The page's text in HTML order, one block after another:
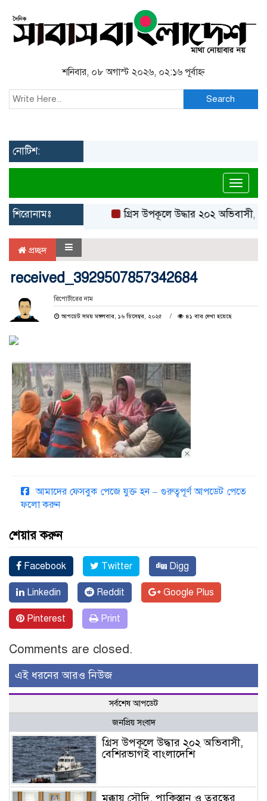
শনিবার, ০৮ অগাস্ট ২০২৬, ০২:১৬ পূর্বাহ্ন
Search
নোটিশ:
শিরোনামঃ গ্রিস উপকূলে উদ্ধার ২০২ অভিবাসী,
প্রচ্ছদ
received_3929507857342684
রিপোর্টারের নাম
আপডেট সময় মঙ্গলবার, ১৬ ডিসেম্বর, ২০২৫ ৪১ বার দেখা হয়েছে
আমাদের ফেসবুক পেজে যুক্ত হন – গুরুত্বপূর্ণ আপডেট পেতে
ফলো করুন
শেয়ার করুন
Facebook Twitter Digg
Linkedin Reddit Google Plus
Pinterest Print
Comments are closed.
এই ধরনের আরও নিউজ
সর্বশেষ আপডেট
জনপ্রিয় সংবাদ
গ্রিস উপকূলে উদ্ধার ২০২ অভিবাসী,
বেশিরভাগই বাংলাদেশি
মক্কায় সৌদি, পাকিস্তান ও তুরস্কের